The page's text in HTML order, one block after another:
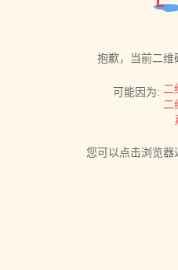
抱歉，当前二维
可能因为: 二
二
您可以点击浏览器